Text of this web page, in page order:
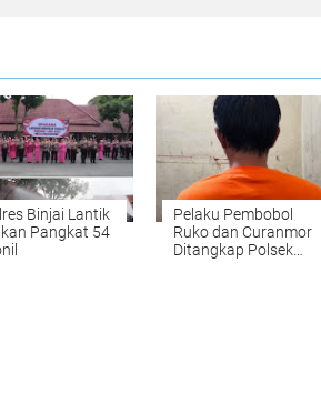
Binjai Lantik
Pangkat 54
Pelaku Pembobol
Ruko dan Curanmor
Ditangkap Polsek